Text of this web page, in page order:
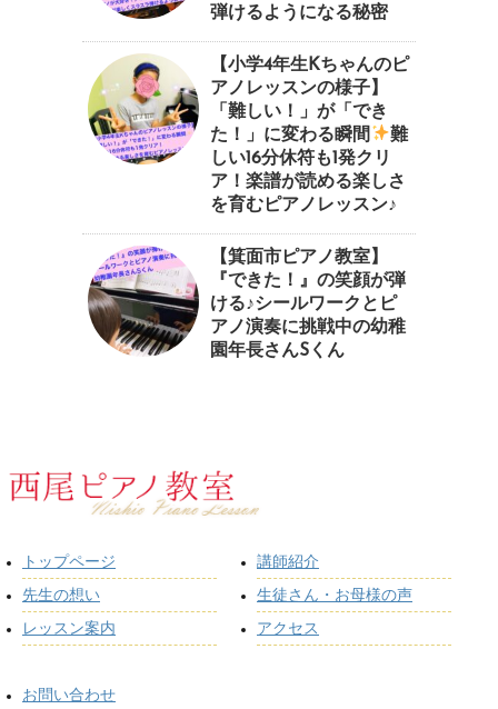
弾けるようになる秘密
【小学4年生Kちゃんのピ
アノレッスンの様子】
「難しい！」が「でき
た！」に変わる瞬間
⁠難
しい16分休符も1発クリ
ア！楽譜が読める楽しさ
を育むピアノレッスン♪⁠
【箕面市ピアノ教室】
『できた！』の笑顔が弾
ける♪シールワークとピ
アノ演奏に挑戦中の幼稚
園年長さんSくん
トップページ
先生の想い
レッスン案内
講師紹介
生徒さん・お母様の声
アクセス
お問い合わせ